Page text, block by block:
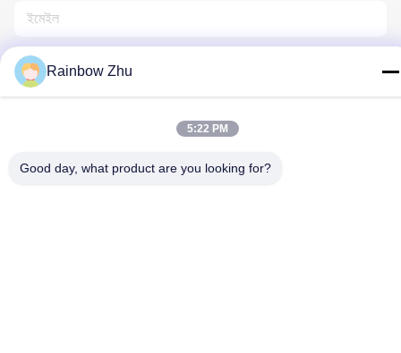
আমাদের সাথে যোগাযোগ
Rainbow Zhu
5:22 PM
Good day, what product are you looking for?